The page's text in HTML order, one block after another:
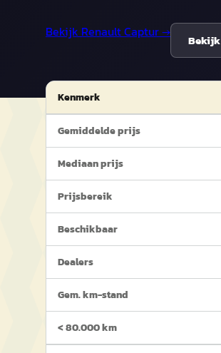
Bekijk Renault Captur→
Bekijk
Kenmerk
Gemiddelde prijs
Mediaan prijs
Prijsbereik
Beschikbaar
Dealers
Gem. km-stand
< 80.000 km